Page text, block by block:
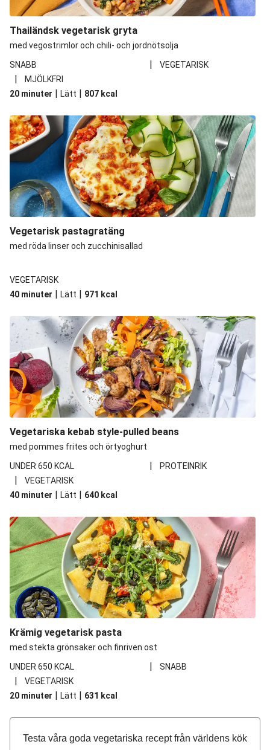
Thailändsk vegetarisk gryta
med vegostrimlor och chili- och jordnötsolja
SNABB
| VEGETARISK
|
MJÖLKFRI
20 minuter | Lätt | 807 kcal
Vegetarisk pastagratäng
med röda linser och zucchinisallad
VEGETARISK
40 minuter | Lätt | 971 kcal
Vegetariska kebab style-pulled beans
med pommes frites och örtyoghurt
UNDER 650 KCAL
| PROTEINRIK
|
VEGETARISK
40 minuter | Lätt | 640 kcal
Krämig vegetarisk pasta
med stekta grönsaker och finriven ost
UNDER 650 KCAL
| SNABB
|
VEGETARISK
20 minuter | Lätt | 631 kcal
Testa våra goda vegetariska recept från världens kök